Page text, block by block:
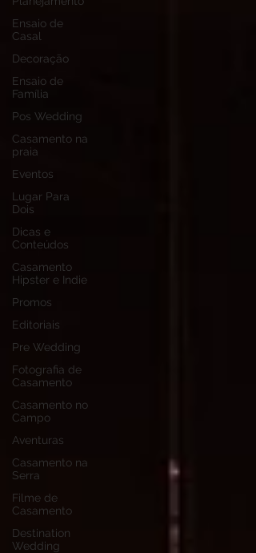
Ensaio de
Casal
Decoração
Ensaio de
Família
Pos Wedding
Casamento na
praia
Eventos
Lugar Para
Dois
Dicas e
Conteúdos
Casamento
Hipster e Indie
Promos
Editoriais
Pre Wedding
Fotografia de
Casamento
Casamento no
Campo
Aventuras
Casamento na
Serra
Filme de
Casamento
Destination
Wedding